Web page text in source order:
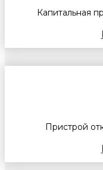
Капитальная
Пристрой